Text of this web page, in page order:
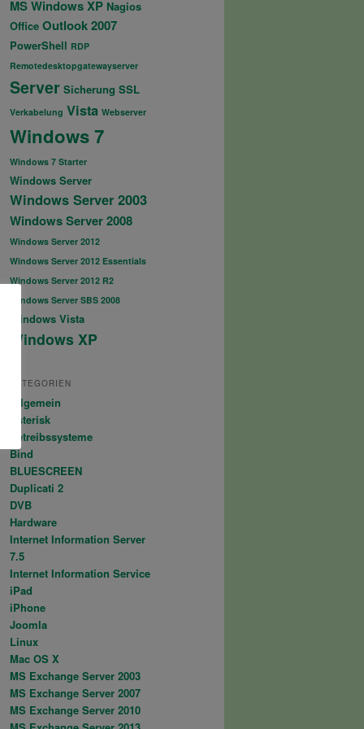
( 200804111 ; serial 28800 ;
zones here, if they are not used in your //
Server-IP> HOSTNAME=.domain.tld
MS Windows XP Nagios
Office Outlook 2007
PowerShell RDP
Remotedesktopgatewayserver
Server Sicherung SSL
Verkabelung Vista Webserver
Windows 7
Windows 7 Starter
Windows Server
Windows Server 2003
Windows Server 2008
Windows Server 2012
Windows Server 2012 Essentials
Windows Server 2012 R2
Windows Server SBS 2008
Windows Vista
Windows XP
KATEGORIEN
Allgemein
Asterisk
Betreibssysteme
Bind
BLUESCREEN
Duplicati 2
DVB
Hardware
Internet Information Server
7.5
Internet Information Service
iPad
iPhone
Joomla
Linux
Mac OS X
MS Exchange Server 2003
MS Exchange Server 2007
MS Exchange Server 2010